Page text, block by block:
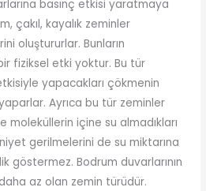
basınç etkisi yaratmaya
çakıl, kayalık zeminler
oluştururlar. Bunların
fiziksel etki yoktur. Bu tür
yapacakları çökmenin
Ayrıca bu tür zeminler
moleküllerin içine su almadıkları
gerilmelerini de su miktarına
göstermez. Bodrum duvarlarının
az olan zemin türüdür.